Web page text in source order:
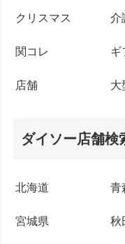
クリスマス 介
関コレ ギ
店舗 大
ダイソー店舗検
北海道 青
宮城県 秋